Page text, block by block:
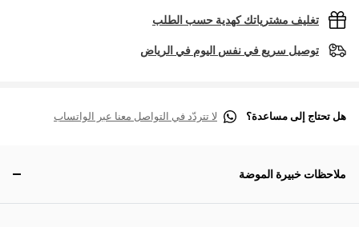
تغليف مشترياتك كهدية حسب الطلب
توصيل سريع في نفس اليوم في الرياض
هل تحتاج إلى مساعدة؟ لا تتردّد في التواصل معنا عبر الواتساب
ملاحظات خبيرة الموضة